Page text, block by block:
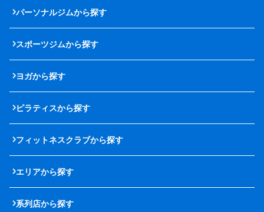
パーソナルジムから探す
スポーツジムから探す
ヨガから探す
ピラティスから探す
フィットネスクラブから探す
エリアから探す
系列店から探す